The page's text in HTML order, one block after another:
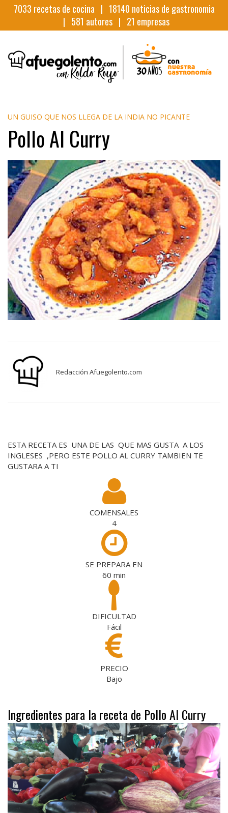
7033 recetas de cocina | 18140 noticias de gastronomia
| 581 autores | 21 empresas
UN GUISO QUE NOS LLEGA DE LA INDIA NO PICANTE
Pollo Al Curry
Redacción Afuegolento.com
ESTA RECETA ES UNA DE LAS QUE MAS GUSTA A LOS
INGLESES ,PERO ESTE POLLO AL CURRY TAMBIEN TE
GUSTARA A TI
COMENSALES
4
SE PREPARA EN
60 min
DIFICULTAD
Fácil
PRECIO
Bajo
Ingredientes para la receta de Pollo Al Curry